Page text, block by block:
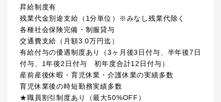
昇給制度有
残業代金別途支給（1分単位）※みなし残業代除く
各種社会保険完備・制服貸与
交通費支給（月額3.0万円迄）
有給付与の優遇制度あり（3ヶ月後3日付与、半年後7日
付与、1年後2日付与 初年度合計12日付与）
産前産後休暇・育児休業・介護休業の実績多数
育児休業後の時短勤務実績多数
★職員割引制度あり（最大50%OFF）